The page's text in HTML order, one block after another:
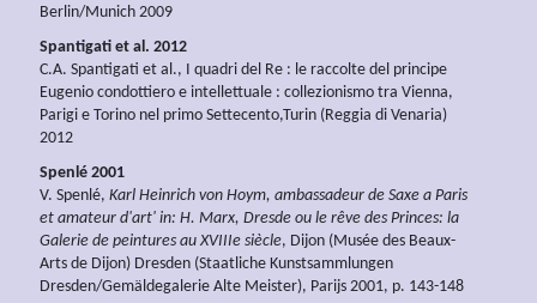
Berlin/Munich 2009
Spantigati et al. 2012
C.A. Spantigati et al., I quadri del Re : le raccolte del principe
Eugenio condottiero e intellettuale : collezionismo tra Vienna,
Parigi e Torino nel primo Settecento,Turin (Reggia di Venaria)
2012
Spenlé 2001
V. Spenlé, Karl Heinrich von Hoym, ambassadeur de Saxe a Paris
et amateur d'art' in: H. Marx, Dresde ou le rêve des Princes: la
Galerie de peintures au XVIIIe siècle, Dijon (Musée des Beaux-
Arts de Dijon) Dresden (Staatliche Kunstsammlungen
Dresden/Gemäldegalerie Alte Meister), Parijs 2001, p. 143-148